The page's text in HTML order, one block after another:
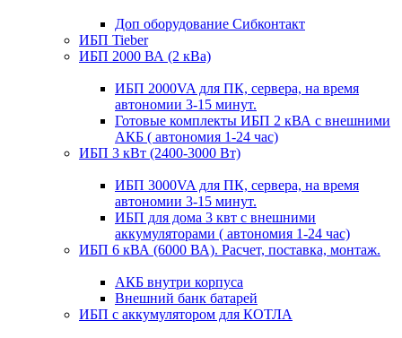
Доп оборудование Сибконтакт
ИБП Tieber
ИБП 2000 ВА (2 кВа)
ИБП 2000VA для ПК, сервера, на время
автономии 3-15 минут.
Готовые комплекты ИБП 2 кВА с внешними
АКБ ( автономия 1-24 час)
ИБП 3 кВт (2400-3000 Вт)
ИБП 3000VA для ПК, сервера, на время
автономии 3-15 минут.
ИБП для дома 3 квт с внешними
аккумуляторами ( автономия 1-24 час)
ИБП 6 кВА (6000 ВА). Расчет, поставка, монтаж.
АКБ внутри корпуса
Внешний банк батарей
ИБП с аккумулятором для КОТЛА